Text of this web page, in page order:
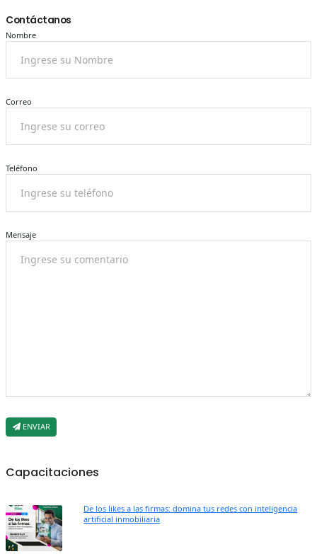
Contáctanos
Nombre
Correo
Teléfono
Mensaje
ENVIAR
Capacitaciones
De los likes a las firmas: domina tus redes con inteligencia
artificial inmobiliaria